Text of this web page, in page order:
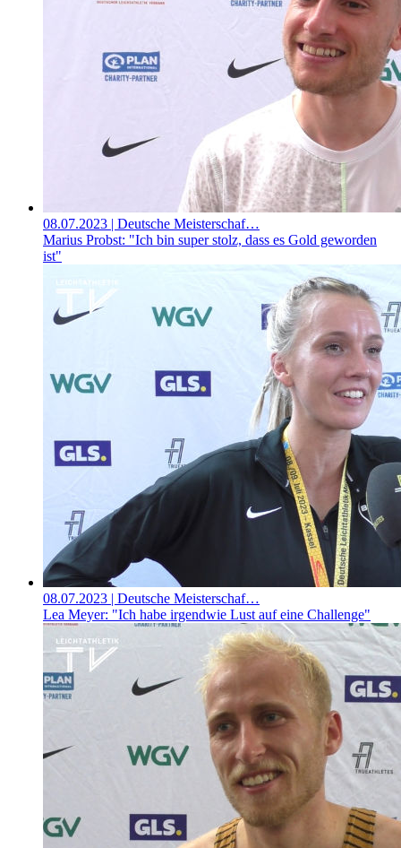
08.07.2023 | Deutsche Meisterschaf…
Marius Probst: "Ich bin super stolz, dass es Gold geworden
ist"
08.07.2023 | Deutsche Meisterschaf…
Lea Meyer: "Ich habe irgendwie Lust auf eine Challenge"